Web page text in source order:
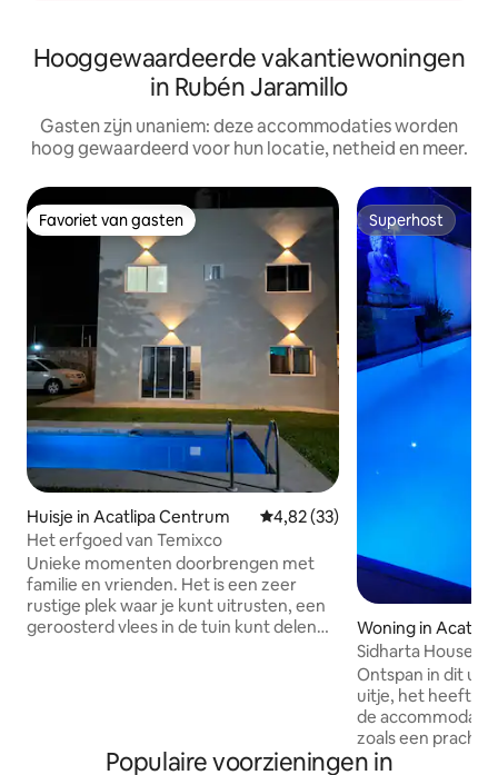
Hooggewaardeerde vakantiewoningen
in Rubén Jaramillo
Gasten zijn unaniem: deze accommodaties worden
hoog gewaardeerd voor hun locatie, netheid en meer.
Favoriet van gasten
Favoriet van gasten
Huisje in Acatlipa Centrum Gemiddelde beoordeling van
4,82 (33)
Het erfgoed van Temixco
Unieke momenten doorbrengen met
familie en vrienden. Het is een zeer
rustige plek waar je kunt uitrusten, een
geroosterd vlees in de tuin kunt delen
minuten verderop toegang is tot
Superhost
Superhost
Woning in
Sidharta House
Ontspan in dit
uitje, het heeft
de
zoals een
met een kleine
Populaire voorzieningen in